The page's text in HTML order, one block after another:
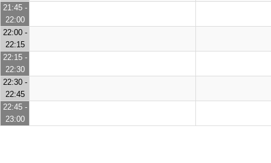
21:45 -
22:00
22:00 -
22:15
22:15 -
22:30
22:30 -
22:45
22:45 -
23:00